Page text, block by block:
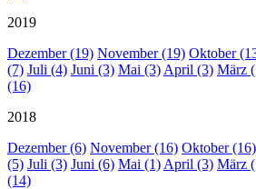
2019
Dezember (19) November (19) Oktober
(7) Juli (4) Juni (3) Mai (3) April (3) März
(16)
2018
Dezember (6) November (16) Oktober (16)
(5) Juli (3) Juni (6) Mai (1) April (3) März
(14)